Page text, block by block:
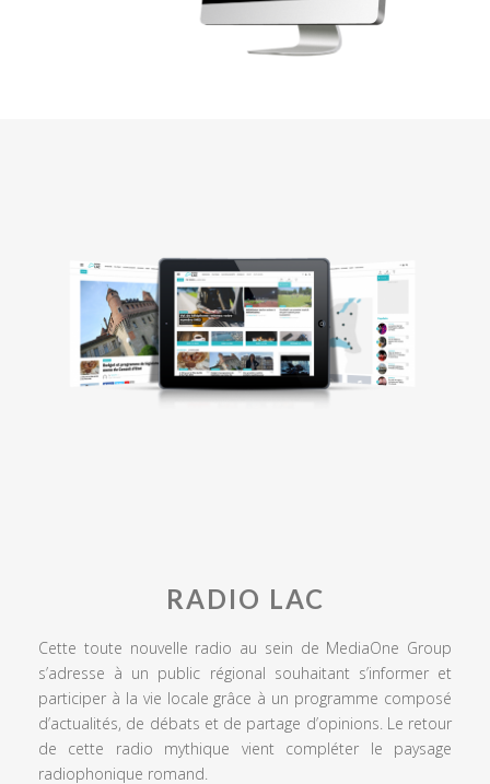
RADIO LAC
Cette toute nouvelle radio au sein de MediaOne Group
s’adresse à un public régional souhaitant s’informer et
participer à la vie locale grâce à un programme composé
d’actualités, de débats et de partage d’opinions. Le retour
de cette radio mythique vient compléter le paysage
radiophonique romand.